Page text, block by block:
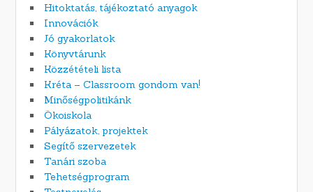
Hitoktatás, tájékoztató anyagok
Innovációk
Jó gyakorlatok
Könyvtárunk
Közzétételi lista
Kréta – Classroom gondom van!
Minőségpolitikánk
Ökoiskola
Pályázatok, projektek
Segítő szervezetek
Tanári szoba
Tehetségprogram